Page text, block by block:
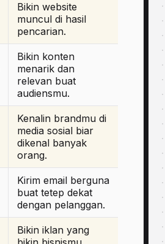
Bikin website
muncul di hasil
pencarian.
Bikin konten
menarik dan
relevan buat
audiensmu.
Kenalin brandmu di
media sosial biar
dikenal banyak
orang.
Kirim email berguna
buat tetep dekat
dengan pelanggan.
Bikin iklan yang